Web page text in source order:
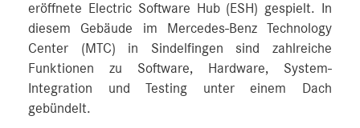
eröffnete Electric Software Hub (ESH) gespielt. In
diesem Gebäude im Mercedes-Benz Technology
Center (MTC) in Sindelfingen sind zahlreiche
Funktionen zu Software, Hardware, System-
Integration und Testing unter einem Dach
gebündelt.